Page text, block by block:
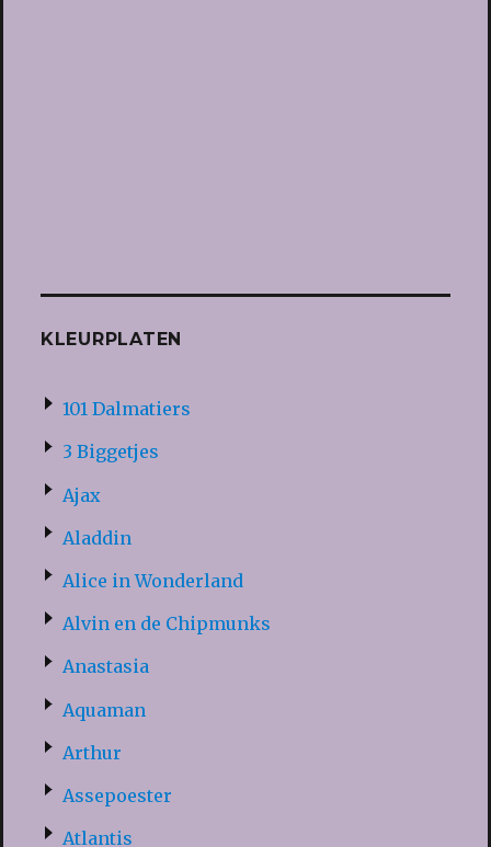
KLEURPLATEN
101 Dalmatiers
3 Biggetjes
Ajax
Aladdin
Alice in Wonderland
Alvin en de Chipmunks
Anastasia
Aquaman
Arthur
Assepoester
Atlantis